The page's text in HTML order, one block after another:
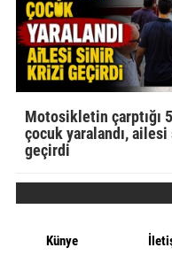
Motosikletin çarptığı
çocuk yaralandı,
geçirdi
Künye